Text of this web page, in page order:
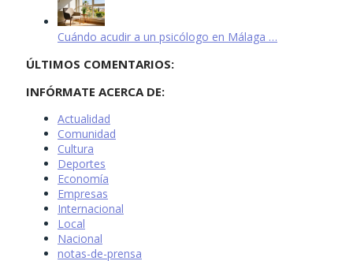
Cuándo acudir a un psicólogo en Málaga …
ÚLTIMOS COMENTARIOS:
INFÓRMATE ACERCA DE:
Actualidad
Comunidad
Cultura
Deportes
Economía
Empresas
Internacional
Local
Nacional
notas-de-prensa